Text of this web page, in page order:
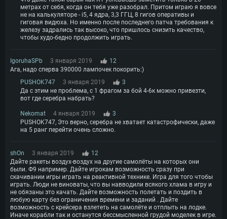
выше, Radeon RX 570 и выше
Сеть: Широкополосное подключение к Интернету
Место на жестком диске: 75.9 Гб
Место на жестком диске: 75.9 Гб
Видеокарта: NVIDIA GeForce 1060 со свежими проприетарными
драйверами (не старее 6 месяцев) / Radeon RX 570 со свежими
проприетарными драйверами (не старее 6 месяцев) с поддержкой
Vulkan
Место на жестком диске: 75.9 Гб
метрах от себя, когда он тебя уже разобрал. Притом играю я вовсе
не на калькуляторе - i5, 4 ядра, 3,3 ГГЦ, 8 гигов оперативы и
гиговая видюха. Но именно после последнего патча требования к
железу задрались так высоко, что пришлось снизить качество,
чтобы худо-бедно продолжить играть.
IgoruhaSPb 3 января 2019
12
Ага, надо сперва 390000 лампочек покорить:)
PUSHOK747
3 января 2019
3
Да с этим не проблема, с 1 фрагом за бой 4-6к можно привезти,
вот где серебра набрать?
Nekomat 4 января 2019
3
PUSHOK747, Это верно, серебра не хватает катастрофически, даже
на 5 ранг перейти очень сложно.
shOn 3 января 2019
12
Дайте ракеты воздух-воздух на другие самолёты на которых они
были. Ф9 например. Дайте игрокам возможность сразу при
скачивании игры играть на реактивной технике. Игра для того чтобы
играть. Люди не виноваты, что вы навводили всякого хлама в игру и
не обязаны это качать. Дайте возможность полетать и поздить в
любую карту без ограничения времени и заданий . Дайте
возможность с крейсера взлететь на самолёте и отплыть на лодке.
Иначе корабли так и останутся бессмысленной грудой моделек в игре.